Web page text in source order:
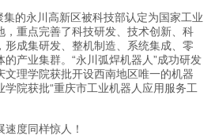
的永川高新区被科技部认定为国家工业
，重点完善了科技研发、技术创新、科
形成集研发、整机制造、系统集成、零
产业集群。“永川弧焊机器人”成功研发
文理学院获批开设西南地区唯一的机器
学院获批“重庆市工业机器人应用服务工
度同样惊人！